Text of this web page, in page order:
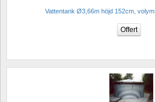
Vattentank Ø3,66m höjd 152cm,